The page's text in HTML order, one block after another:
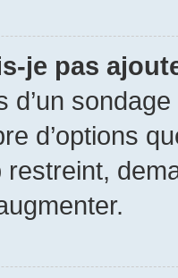
je pas
d’un
d’options